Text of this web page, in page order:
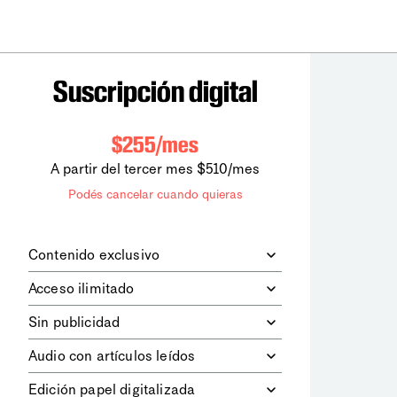
Suscripción digital
$255/mes
A partir del tercer mes $510/mes
Podés cancelar cuando quieras
Contenido exclusivo
digitales dela diaria
los contenidos de Le Monde
diplomatique.
Acceso ilimitado
contenidos.
Sin publicidad
publicitarios.
Audio con artículos leídos
Edición papel digitalizada